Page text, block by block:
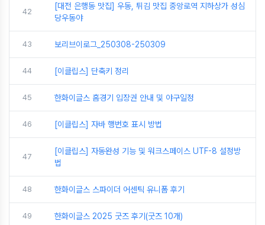
42
[대전 은행동 맛집] 우동, 튀김 맛집 중앙로역 지하상가 성심
당우동야
43 보리브이로그_250308-250309
44 [이클립스] 단축키 정리
45 한화이글스 홈경기 입장권 안내 및 야구일정
46 [이클립스] 자바 행번호 표시 방법
47
[이클립스] 자동완성 기능 및 워크스페이스 UTF-8 설정방
법
48 한화이글스 스파이더 어센틱 유니폼 후기
49 한화이글스 2025 굿즈 후기(굿즈 10개)